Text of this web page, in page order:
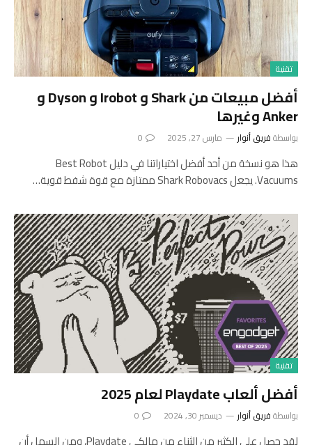
تقنية
أفضل مبيعات من Shark و Irobot و Dyson و
Anker وغيرها
بواسطةفريق أنوار مارس 27, 2025 0
هذا هو نسخة من أحد أفضل اختياراتنا في دليل Best Robot
Vacuums. يجعل Shark Robovacs ممتازة مع قوة شفط قوية…
تقنية
أفضل ألعاب Playdate لعام 2025
بواسطةفريق أنوار ديسمبر 30, 2024 0